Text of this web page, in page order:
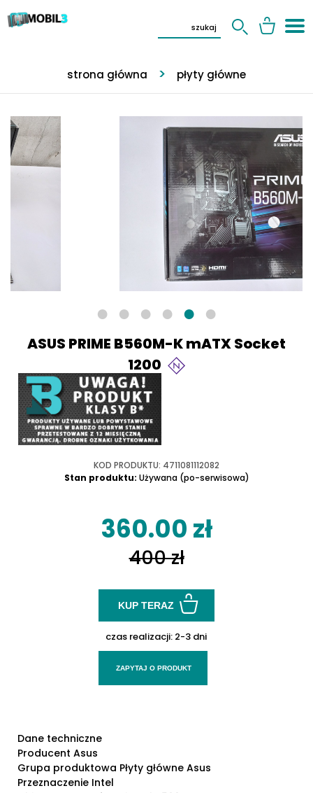
strona główna płyty główne
ASUS PRIME B560M-K mATX Socket
1200
KOD PRODUKTU: 4711081112082
Stan produktu: Używana (po-serwisowa)
360.00 zł
400 zł
KUP TERAZ
czas realizacji: 2-3 dni
ZAPYTAJ O PRODUKT
Dane techniczne
Producent Asus
Grupa produktowa Płyty główne Asus
Przeznaczenie Intel